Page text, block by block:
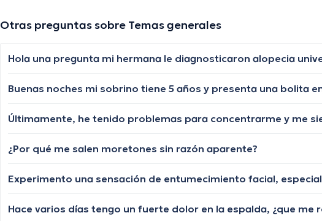
Otras preguntas sobre Temas generales
¿Por qué me salen moretones sin razón aparente?
Hace varios días tengo un fuerte dolor en la espalda, ¿que